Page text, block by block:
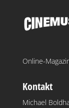
Online-
Kontakt
Michael